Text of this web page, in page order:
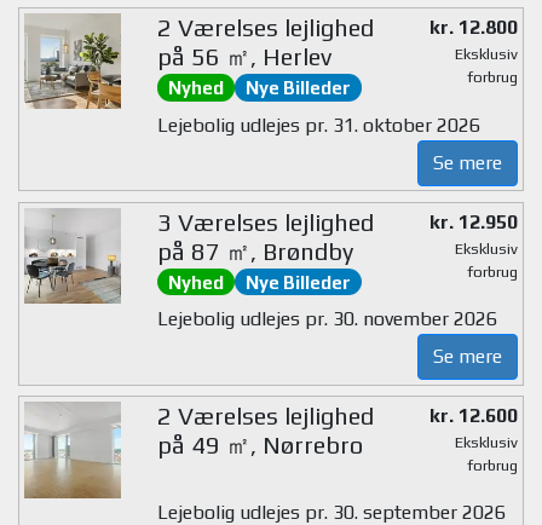
2 Værelses lejlighed
på 56 ㎡, Herlev
Nyhed Nye Billeder
kr. 12.800
Eksklusiv
forbrug
Lejebolig udlejes pr. 31. oktober 2026
Se mere
3 Værelses lejlighed
på 87 ㎡, Brøndby
Nyhed Nye Billeder
kr. 12.950
Eksklusiv
forbrug
Lejebolig udlejes pr. 30. november 2026
Se mere
2 Værelses lejlighed
på 49 ㎡, Nørrebro
kr. 12.600
Eksklusiv
forbrug
Lejebolig udlejes pr. 30. september 2026